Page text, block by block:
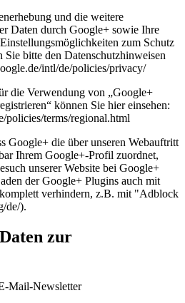
und die weitere
Daten durch Google+ sowie Ihre
zum Schutz
Sie bitte den Datenschutzhinweisen
intl/de/policies/privacy/
die Verwendung von „Google+
können Sie hier einsehen:
policies/terms/regional.html
Google+ die über unseren Webauftritt
Ihrem Google+-Profil zuordnet,
unserer Website bei Google+
der Google+ Plugins auch mit
verhindern, z.B. mit "Adblock
de/).
zur
Mail-Newsletter